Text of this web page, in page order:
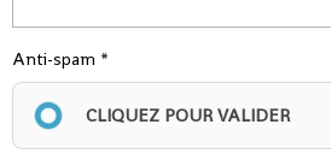
Anti-spam
CLIQUEZ POUR VALIDER